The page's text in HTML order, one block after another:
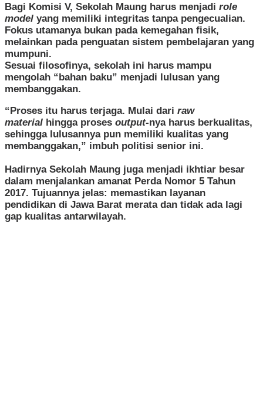
​Bagi Komisi V, Sekolah Maung harus menjadi role
model yang memiliki integritas tanpa pengecualian.
Fokus utamanya bukan pada kemegahan fisik,
melainkan pada penguatan sistem pembelajaran yang
mumpuni.
​Sesuai filosofinya, sekolah ini harus mampu
mengolah “bahan baku” menjadi lulusan yang
membanggakan.
​“Proses itu harus terjaga. Mulai dari raw
material hingga proses output-nya harus berkualitas,
sehingga lulusannya pun memiliki kualitas yang
membanggakan,” imbuh politisi senior ini.
​Hadirnya Sekolah Maung juga menjadi ikhtiar besar
dalam menjalankan amanat Perda Nomor 5 Tahun
2017. Tujuannya jelas: memastikan layanan
pendidikan di Jawa Barat merata dan tidak ada lagi
gap kualitas antarwilayah.